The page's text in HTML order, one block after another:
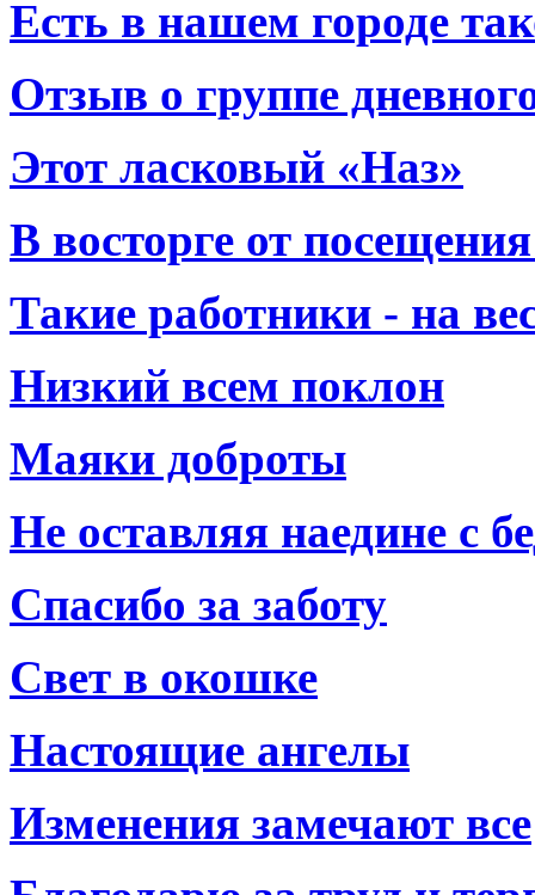
Есть в нашем городе
Отзыв о группе
Этот ласковый «Наз»
В восторге от
Такие работники - на
Низкий всем поклон
Маяки доброты
Не оставляя наедине с
Спасибо за заботу
Свет в окошке
Настоящие ангелы
Изменения замечают все